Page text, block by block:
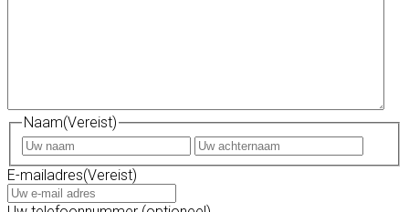
Naam(Vereist)
Voornaam
E-mailadres(Vereist)